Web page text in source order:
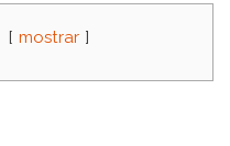
mostrar